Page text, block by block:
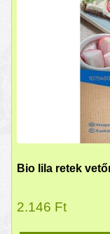
Bio lila retek
2.146 Ft